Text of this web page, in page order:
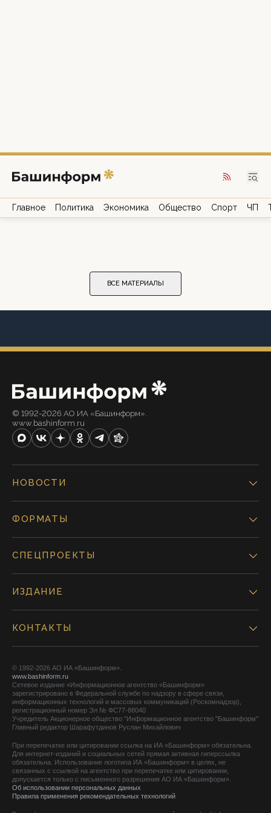
Главное Политика Экономика Общество Спорт ЧП
ВСЕ МАТЕРИАЛЫ
© 1992-2026 АО ИА «Башинформ».
www.bashinform.ru
НОВОСТИ
ФОРМАТЫ
СПЕЦПРОЕКТЫ
ИЗДАНИЕ
КОНТАКТЫ
© 1992-2026 АО ИА «Башинформ».
www.bashinform.ru
Сетевое издание «Информационное агентство «Башинформ»
зарегистрировано в Федеральной службе по надзору в сфере связи,
информационных технологий и массовых коммуникаций (Роскомнадзор),
регистрационный номер Эл № ФС77-88040
Учредитель Акционерное общество "Информационное агентство "Башинформ"
Главный редактор Шарафутдинов Руслан Михайлович
При перепечатке или цитировании ссылка на ИА «Башинформ» обязательна.
Для интернет-изданий и социальных сетей прямая активная гиперссылка
обязательна. Использование логотипа ИА «Башинформ» в целях, не
связанных с ссылкой на агентство при перепечатке или цитировании,
допускается только с письменного разрешения АО ИА «Башинформ».
Об использовании персональных данных
Правила применения рекомендательных технологий